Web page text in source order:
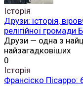
Історія
Друзи: історія,
релігійної громади
Друзи — одна з
найзагадковіших
0
Історія
Франсіско Пісарро: